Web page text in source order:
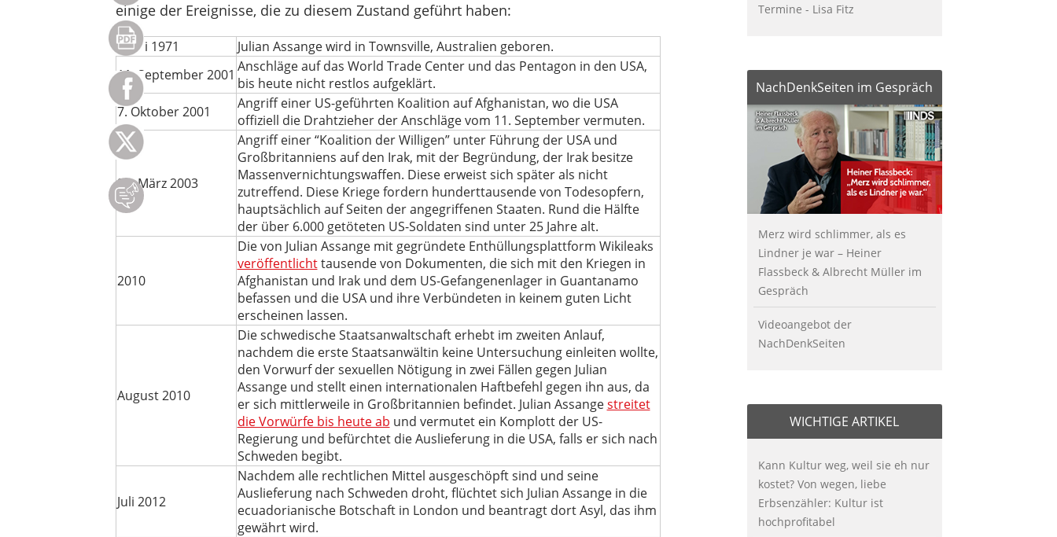
einige der Ereignisse, die zu diesem Zustand geführt haben:
3. Juli 1971
Julian Assange wird in Townsville, Australien geboren.
11. September 2001 Anschläge auf das World Trade Center und das Pentagon in den USA,
bis heute nicht restlos aufgeklärt.
7. Oktober 2001
Angriff einer US-geführten Koalition auf Afghanistan, wo die USA
offiziell die Drahtzieher der Anschläge vom 11. September vermuten.
20. März 2003
Angriff einer “Koalition der Willigen” unter Führung der USA und
Großbritanniens auf den Irak, mit der Begründung, der Irak besitze
Massenvernichtungswaffen. Diese erweist sich später als nicht
zutreffend. Diese Kriege fordern hunderttausende von Todesopfern,
hauptsächlich auf Seiten der angegriffenen Staaten. Rund die Hälfte
der über 6.000 getöteten US-Soldaten sind unter 25 Jahre alt.
2010
Die von Julian Assange mit gegründete Enthüllungsplattform Wikileaks
veröffentlichttausende von Dokumenten, die sich mit den Kriegen in
Afghanistan und Irak und dem US-Gefangenenlager in Guantanamo
befassen und die USA und ihre Verbündeten in keinem guten Licht
erscheinen lassen.
August 2010
Die schwedische Staatsanwaltschaft erhebt im zweiten Anlauf,
nachdem die erste Staatsanwältin keine Untersuchung einleiten wollte,
den Vorwurf der sexuellen Nötigung in zwei Fällen gegen Julian
Assange und stellt einen internationalen Haftbefehl gegen ihn aus, da
er sich mittlerweile in Großbritannien befindet. Julian Assangestreitet
die Vorwürfe bis heute ab und vermutet ein Komplott der US-
Regierung und befürchtet die Auslieferung in die USA, falls er sich nach
Schweden begibt.
Juli 2012
Nachdem alle rechtlichen Mittel ausgeschöpft sind und seine
Auslieferung nach Schweden droht, flüchtet sich Julian Assange in die
ecuadorianische Botschaft in London und beantragt dort Asyl, das ihm
gewährt wird.
Termine - Lisa Fitz
NachDenkSeiten im Gespräch
Merz wird schlimmer, als es
Lindner je war – Heiner
Flassbeck & Albrecht Müller im
Gespräch
Videoangebot der
NachDenkSeiten
WICHTIGE ARTIKEL
Kann Kultur weg, weil sie eh nur
kostet? Von wegen, liebe
Erbsenzähler: Kultur ist
hochprofitabel